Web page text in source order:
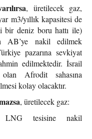
, üretilecek gaz,
m3/yıllık kapasitesi de
bir deniz boru hattı ile)
AB’ye nakil edilmek
pazarına sevkiyat
edilmektedir. İsrail
Afrodit sahasına
kolay olacaktır.
, üretilecek gaz:
LNG tesisine nakil